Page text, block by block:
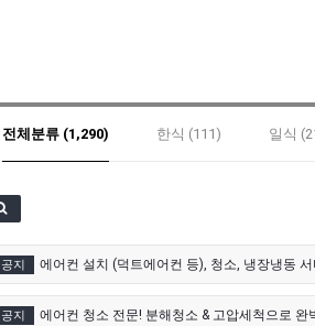
전체분류 (1,290) 한식 (111) 일식
공지 에어컨 설치 (덕트에어컨 등), 청소, 냉장냉동
공지 에어컨 청소 전문! 분해청소 & 고압세척으로 완